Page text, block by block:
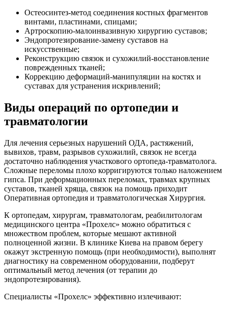
Остеосинтез-метод соединения костных фрагментов
винтами, пластинами, спицами;
Артроскопию-малоинвазивную хирургию суставов;
Эндопротезирование-замену суставов на
искусственные;
Реконструкцию связок и сухожилий-восстановление
поврежденных тканей;
Коррекцию деформаций-манипуляции на костях и
суставах для устранения искривлений;
Виды операций по ортопедии и
травматологии
Для лечения серьезных нарушений ОДА, растяжений,
вывихов, травм, разрывов сухожилий, связок не всегда
достаточно наблюдения участкового ортопеда-травматолога.
Сложные переломы плохо корригируются только наложением
гипса. При деформационных переломах, травмах крупных
суставов, тканей хряща, связок на помощь приходит
Оперативная ортопедия и травматологическая Хирургия.
К ортопедам, хирургам, травматологам, реабилитологам
медицинского центра «Прохелс» можно обратиться с
множеством проблем, которые мешают активной
полноценной жизни. В клинике Киева на правом берегу
окажут экстренную помощь (при необходимости), выполнят
диагностику на современном оборудовании, подберут
оптимальный метод лечения (от терапии до
эндопротезирования).
Специалисты «Прохелс» эффективно излечивают: